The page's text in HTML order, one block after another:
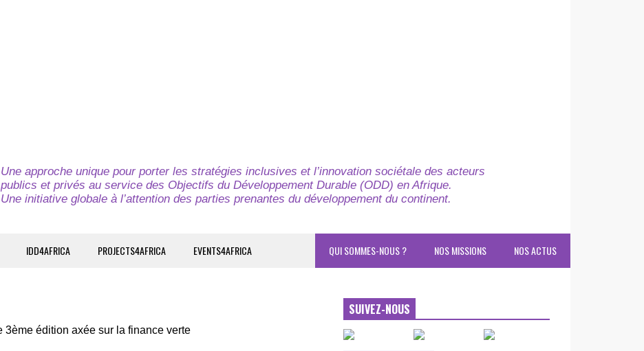
Une approche unique pour porter les stratégies inclusives et l’innovation sociétale des acteurs
publics et privés au service des Objectifs du Développement Durable (ODD) en Afrique.
Une initiative globale à l’attention des parties prenantes du développement du continent.
IDD4AFRICA PROJECTS4AFRICA EVENTS4AFRICA NOS ACTUS
NOS MISSIONS
QUI SOMMES-NOUS ?
SUIVEZ-NOUS